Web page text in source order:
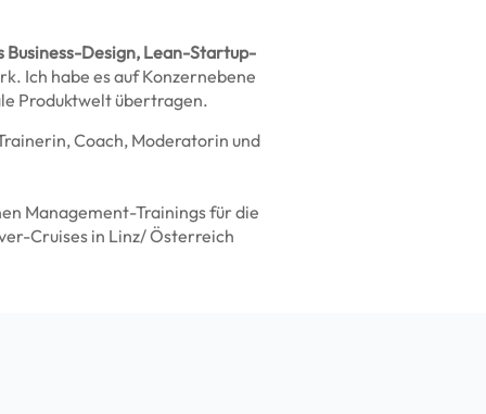
Design, Lean-Startup-
Ich habe es auf Konzernebene
Produktwelt übertragen.
Coach, Moderatorin und
Management-Trainings für die
Cruises in Linz/ Österreich